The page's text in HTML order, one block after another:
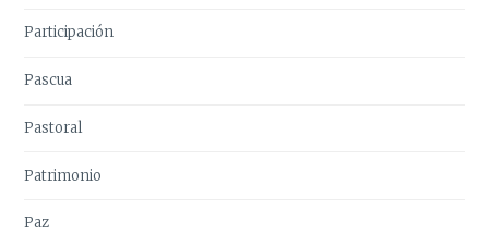
Participación
Pascua
Pastoral
Patrimonio
Paz